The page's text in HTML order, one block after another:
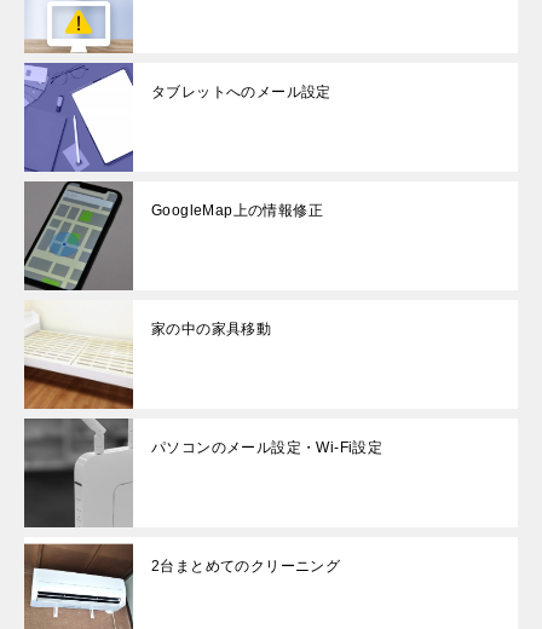
タブレットへのメール設定
GoogleMap上の情報修正
家の中の家具移動
パソコンのメール設定・Wi-Fi設定
2台まとめてのクリーニング